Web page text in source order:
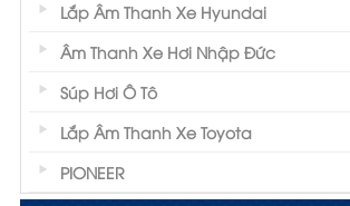
Lắp Âm Thanh Xe Hyundai
Âm Thanh Xe Hơi Nhập Đức
Súp Hơi Ô Tô
Lắp Âm Thanh Xe Toyota
PIONEER